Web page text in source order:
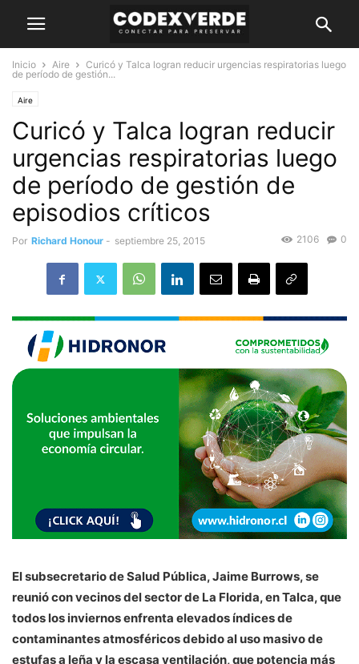
Inicio Aire
Curicó y Talca logran reducir urgencias respiratorias luego
de período de gestión...
Aire
Curicó y Talca logran reducir
urgencias respiratorias luego
de período de gestión de
episodios críticos
Por Richard Honour - septiembre 25, 2015 0
2106
El subsecretario de Salud Pública, Jaime Burrows, se
reunió con vecinos del sector de La Florida, en Talca, que
todos los inviernos enfrenta elevados índices de
contaminantes atmosféricos debido al uso masivo de
estufas a leña y la escasa ventilación, que potencia más